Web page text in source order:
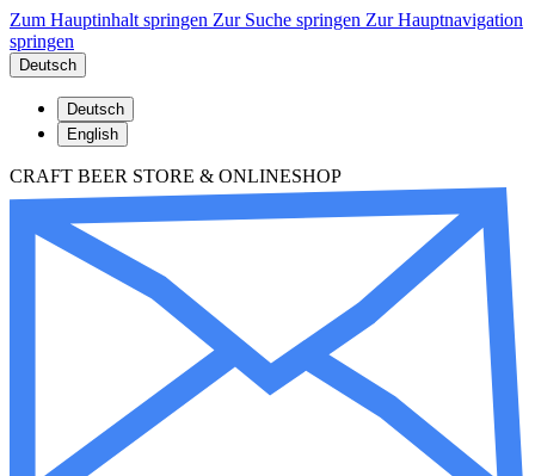
Zum Hauptinhalt springen Zur Suche springen Zur Hauptnavigation
springen
Deutsch
Deutsch
English
CRAFT BEER STORE & ONLINESHOP